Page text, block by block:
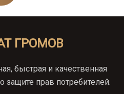
ГРОМОВ
быстрая и качественная
прав потребителей.